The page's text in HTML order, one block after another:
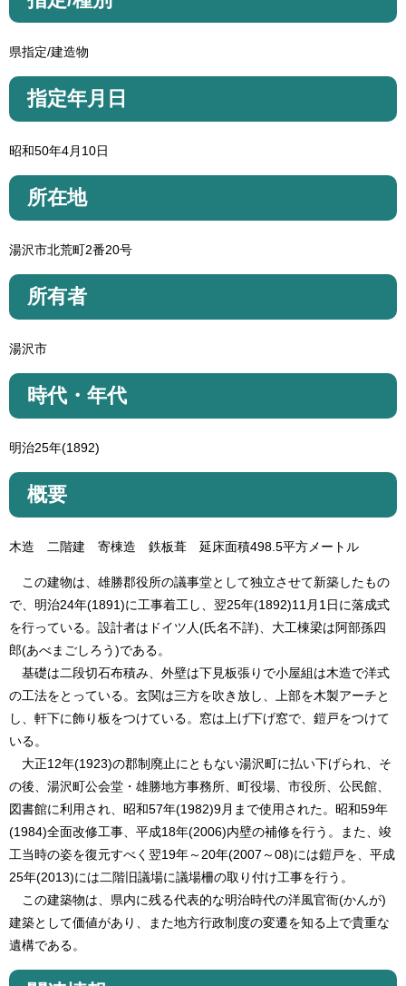
県指定/建造物
指定年月日
昭和50年4月10日
所在地
湯沢市北荒町2番20号
所有者
湯沢市
時代・年代
明治25年(1892)
概要
木造 二階建 寄棟造 鉄板葺 延床面積498.5平方メートル
この建物は、雄勝郡役所の議事堂として独立させて新築したもの
で、明治24年(1891)に工事着工し、翌25年(1892)11月1日に落成式
を行っている。設計者はドイツ人(氏名不詳)、大工棟梁は阿部孫四
郎(あべまごしろう)である。
基礎は二段切石布積み、外壁は下見板張りで小屋組は木造で洋式
の工法をとっている。玄関は三方を吹き放し、上部を木製アーチと
し、軒下に飾り板をつけている。窓は上げ下げ窓で、鎧戸をつけて
いる。
大正12年(1923)の郡制廃止にともない湯沢町に払い下げられ、そ
の後、湯沢町公会堂・雄勝地方事務所、町役場、市役所、公民館、
図書館に利用され、昭和57年(1982)9月まで使用された。昭和59年
(1984)全面改修工事、平成18年(2006)内壁の補修を行う。また、竣
工当時の姿を復元すべく翌19年～20年(2007～08)には鎧戸を、平成
25年(2013)には二階旧議場に議場柵の取り付け工事を行う。
この建築物は、県内に残る代表的な明治時代の洋風官衙(かんが)
建築として価値があり、また地方行政制度の変遷を知る上で貴重な
遺構である。